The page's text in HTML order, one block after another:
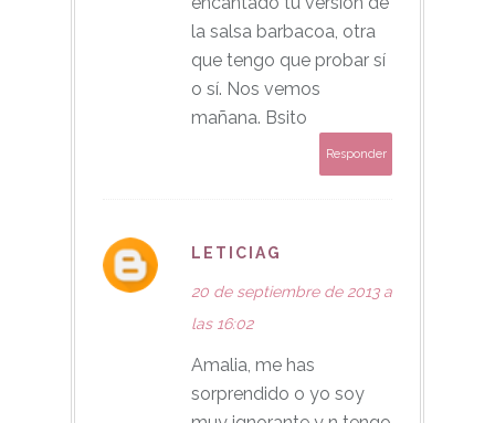
la salsa barbacoa, otra
que tengo que probar sí
o sí. Nos vemos
mañana. Bsito
Responder
LETICIAG
20 de septiembre de 2013 a
las 16:02
Amalia, me has
sorprendido o yo soy